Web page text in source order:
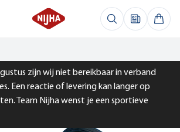
zijn wij niet bereikbaar in verband
Een reactie of levering kan langer op
Team Nijha wenst je een sportieve